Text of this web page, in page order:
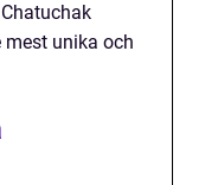
mest unika och